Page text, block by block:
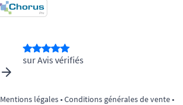
sur Avis vérifiés
Mentions légales•Conditions générales de vente•